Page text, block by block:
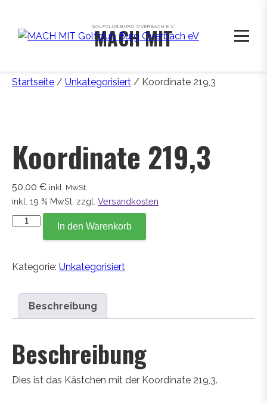
GOLFCLUB BURG OVERBACH E.V.
MACH MIT
Startseite / Unkategorisiert / Koordinate 219,3
Koordinate 219,3
50,00 € inkl. MwSt.
inkl. 19 % MwSt. zzgl. Versandkosten
Koordinate
In den Warenkorb
Kategorie: Unkategorisiert
Beschreibung
Beschreibung
Dies ist das Kästchen mit der Koordinate 219,3.